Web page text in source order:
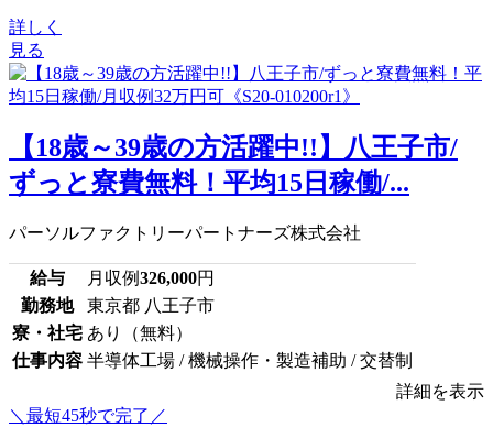
詳しく
見る
【18歳～39歳の方活躍中!!】八王子市/
ずっと寮費無料！平均15日稼働/...
パーソルファクトリーパートナーズ株式会社
給与 月収例326,000円
勤務地
東京都 八王子市
寮・社宅 あり（無料）
仕事内容 半導体工場 / 機械操作・製造補助 / 交替制
詳細を表示
＼最短45秒で完了／